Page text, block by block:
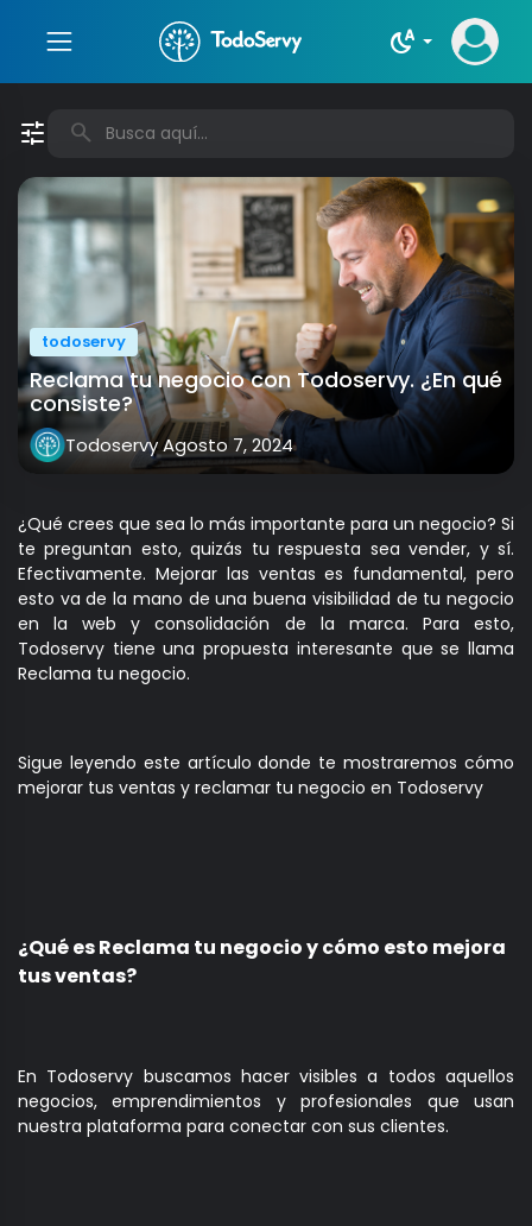
night_sight_auto
tune search
todoservy
Reclama tu negocio con Todoservy. ¿En qué
consiste?
TodoservyAgosto 7, 2024
¿Qué crees que sea lo más importante para un negocio? Si
te preguntan esto, quizás tu respuesta sea vender, y sí.
Efectivamente. Mejorar las ventas es fundamental, pero
esto va de la mano de una buena visibilidad de tu negocio
en la web y consolidación de la marca. Para esto,
Todoservy tiene una propuesta interesante que se llama
Reclama tu negocio.
Sigue leyendo este artículo donde te mostraremos cómo
mejorar tus ventas y reclamar tu negocio en Todoservy
¿Qué es Reclama tu negocio y cómo esto mejora
tus ventas?
En Todoservy buscamos hacer visibles a todos aquellos
negocios, emprendimientos y profesionales que usan
nuestra plataforma para conectar con sus clientes.